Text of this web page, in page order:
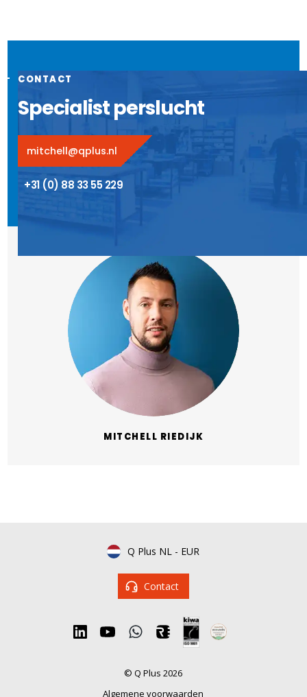
CONTACT
Specialist perslucht
mitchell@qplus.nl
+31 (0) 88 33 55 229
MITCHELL RIEDIJK
Q Plus NL - EUR
Contact
© Q Plus 2026
Algemene voorwaarden